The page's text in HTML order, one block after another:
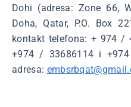
Dohi (adresa: Zone 66,
Doha, Qatar, P.O. Box
kontakt telefona: + 974 /
+974 / 33686114 i
adresa: